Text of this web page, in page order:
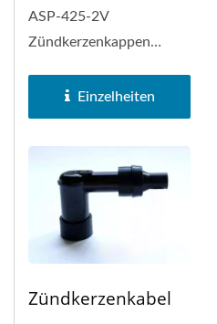
ASP-425-2V
Zündkerzenkappen
Zündkerzenkappen Nr.
VB05F...
Einzelheiten
Zündkerzenkabel